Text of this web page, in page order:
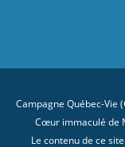
Campagne Québec-Vie
Cœur immaculé de
Le contenu de ce